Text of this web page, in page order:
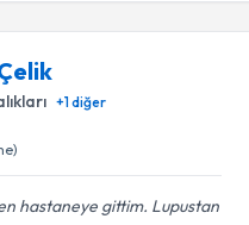
+1diğer
hastaneye gittim. Lupustan